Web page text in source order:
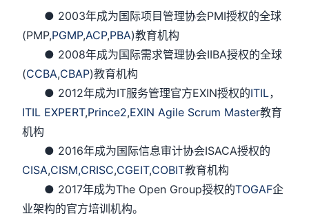
● 2003年成为国际项目管理协会PMI授权的全球
(PMP,PGMP,ACP,PBA)教育机构
● 2008年成为国际需求管理协会IIBA授权的全球
(CCBA,CBAP)教育机构
● 2012年成为IT服务管理官方EXIN授权的ITIL，
ITIL EXPERT,Prince2,EXIN Agile Scrum Master教育
机构
● 2016年成为国际信息审计协会ISACA授权的
CISA,CISM,CRISC,CGEIT,COBIT教育机构
● 2017年成为The Open Group授权的TOGAF企
业架构的官方培训机构。